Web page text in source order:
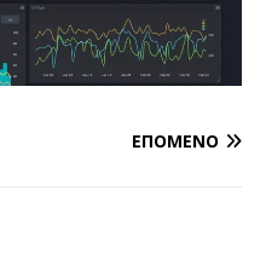
ΕΠΌΜΕΝΟ